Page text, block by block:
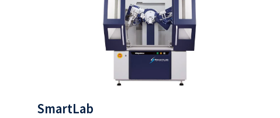
SmartLab